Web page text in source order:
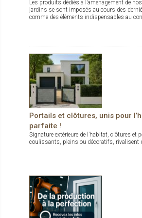
Les produits dédiés à l’aménagement de
jardins se sont imposés au cours des
comme des éléments indispensables au
Portails et clôtures, unis pour
parfaite !
Signature extérieure de l’habitat, clôtures et
coulissants, pleins ou décoratifs, rivalisent